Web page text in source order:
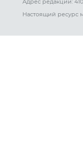
Адрес редакции:
Настоящий ресурс